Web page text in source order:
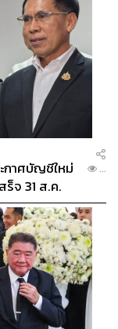
กาศบัญชีใหม่
ร็จ 31 ส.ค.
...